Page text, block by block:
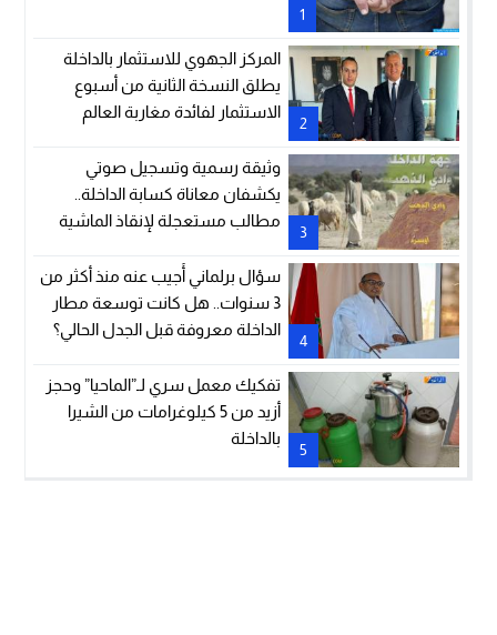
1
2
المركز الجهوي للاستثمار بالداخلة
يطلق النسخة الثانية من أسبوع
الاستثمار لفائدة مغاربة العالم
3
وثيقة رسمية وتسجيل صوتي
يكشفان معاناة كسابة الداخلة..
مطالب مستعجلة لإنقاذ الماشية
4
سؤال برلماني أُجيب عنه منذ أكثر من
3 سنوات.. هل كانت توسعة مطار
الداخلة معروفة قبل الجدل الحالي؟
5
تفكيك معمل سري لـ”الماحيا” وحجز
أزيد من 5 كيلوغرامات من الشيرا
بالداخلة